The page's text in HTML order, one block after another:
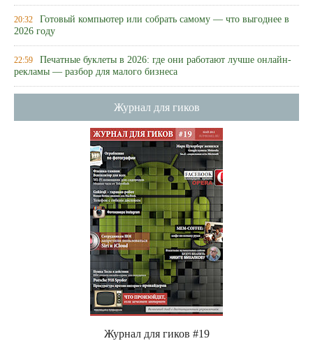
20:32 Готовый компьютер или собрать самому — что выгоднее в
2026 году
22:59 Печатные буклеты в 2026: где они работают лучше онлайн-
рекламы — разбор для малого бизнеса
Журнал для гиков
Журнал для гиков #19